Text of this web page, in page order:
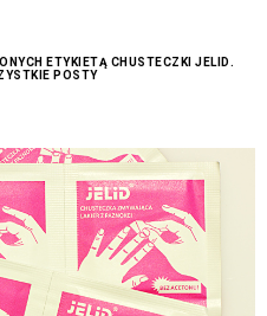
ETYKIETĄ CHUSTECZKI JELID.
POSTY